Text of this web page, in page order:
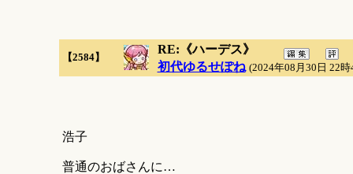
【2584】
RE:《ハーデス》
初代ゆるせぽね (2024年08月30日 22時
浩子
普通のおばさんに…